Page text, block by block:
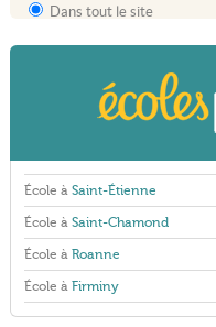
Dans tout le site
École à Saint-Étienne
École à Saint-Chamond
École à Roanne
École à Firminy